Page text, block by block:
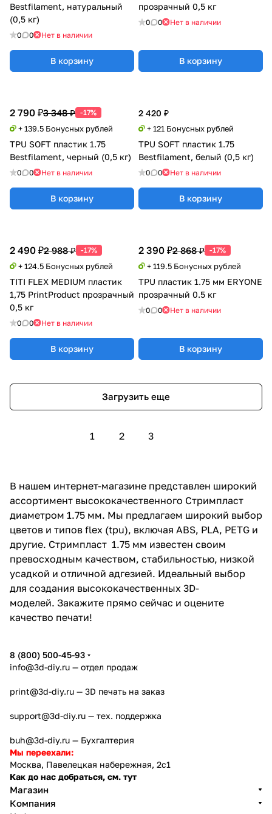
Bestfilament, натуральный
(0,5 кг)
0 0 Нет в наличии
В корзину
прозрачный 0,5 кг
0 0 Нет в наличии
В корзину
2 790 ₽3 348 ₽ -17%
+ 139.5 Бонусных рублей
TPU SOFT пластик 1.75
Bestfilament, черный (0,5 кг)
0 0 Нет в наличии
В корзину
2 420 ₽
+ 121 Бонусных рублей
TPU SOFT пластик 1.75
Bestfilament, белый (0,5 кг)
0 0 Нет в наличии
В корзину
2 490 ₽2 988 ₽ -17%
+ 124.5 Бонусных рублей
TITI FLEX MEDIUM пластик
1,75 PrintProduct прозрачный
0,5 кг
0 0 Нет в наличии
В корзину
2 390 ₽2 868 ₽ -17%
+ 119.5 Бонусных рублей
TPU пластик 1.75 мм ERYONE
прозрачный 0.5 кг
0 0 Нет в наличии
В корзину
Загрузить еще
1 2 3
В нашем интернет-магазине представлен широкий
ассортимент высококачественного Стримпласт
диаметром 1.75 мм. Мы предлагаем широкий выбор
цветов и типов flex (tpu), включая ABS, PLA, PETG и
другие. Стримпласт 1.75 мм известен своим
превосходным качеством, стабильностью, низкой
усадкой и отличной адгезией. Идеальный выбор
для создания высококачественных 3D-
моделей. Закажите прямо сейчас и оцените
качество печати!
8 (800) 500-45-93
info@3d-diy.ru — отдел продаж
print@3d-diy.ru — 3D печать на заказ
support@3d-diy.ru — тех. поддержка
buh@3d-diy.ru — Бухгалтерия
Мы переехали:
Москва, Павелецкая набережная, 2с1
Как до нас добраться, см. тут
Магазин
Компания